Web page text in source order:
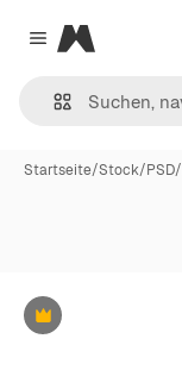
Close menu
Magnific
Startseite/Stock/PSD/
Premium